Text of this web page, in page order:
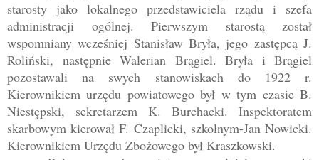
starosty jako lokalnego przedstawiciela rządu i szefa
administracji ogólnej. Pierwszym starostą został
wspomniany wcześniej Stanisław Bryła, jego zastępcą J.
Roliński, następnie Walerian Brągiel. Bryła i Brągiel
pozostawali na swych stanowiskach do 1922 r.
Kierownikiem urzędu powiatowego był w tym czasie B.
Niestępski, sekretarzem K. Burchacki. Inspektoratem
skarbowym kierował F. Czaplicki, szkolnym-Jan Nowicki.
Kierownikiem Urzędu Zbożowego był Kraszkowski.